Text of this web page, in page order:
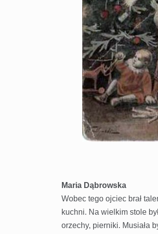
Maria Dąbrowska
Wobec tego ojciec brał
kuchni. Na wielkim stole
orzechy, pierniki. Musiała